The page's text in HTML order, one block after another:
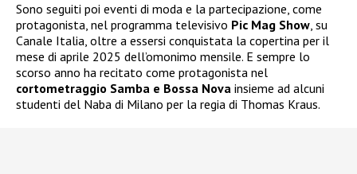
Sono seguiti poi eventi di moda e la partecipazione, come
protagonista, nel programma televisivo Pic Mag Show, su
Canale Italia, oltre a essersi conquistata la copertina per il
mese di aprile 2025 dell’omonimo mensile. E sempre lo
scorso anno ha recitato come protagonista nel
cortometraggio Samba e Bossa Nova insieme ad alcuni
studenti del Naba di Milano per la regia di Thomas Kraus.